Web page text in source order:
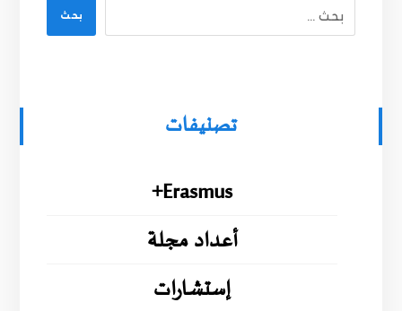
بحث
تصنيفات
Erasmus+
أعداد مجلة
إستشارات